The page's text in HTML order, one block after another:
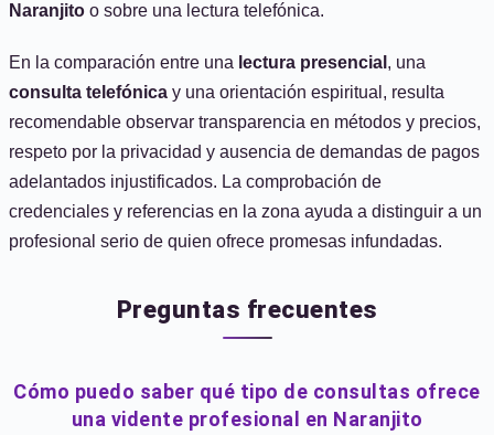
Naranjito o sobre una lectura telefónica.
En la comparación entre una lectura presencial , una
consulta telefónica y una orientación espiritual, resulta
recomendable observar transparencia en métodos y precios,
respeto por la privacidad y ausencia de demandas de pagos
adelantados injustificados. La comprobación de
credenciales y referencias en la zona ayuda a distinguir a un
profesional serio de quien ofrece promesas infundadas.
Preguntas frecuentes
Cómo puedo saber qué tipo de consultas ofrece
una vidente profesional en Naranjito